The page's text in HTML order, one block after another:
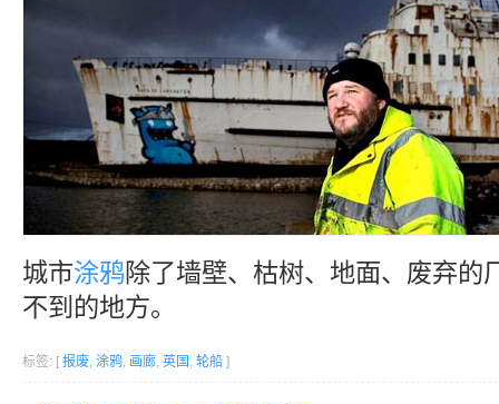
城市涂鸦除了墙壁、枯树、地面、废弃的
不到的地方。
标签: [ 报废, 涂鸦, 画廊, 英国 , 轮船 ]